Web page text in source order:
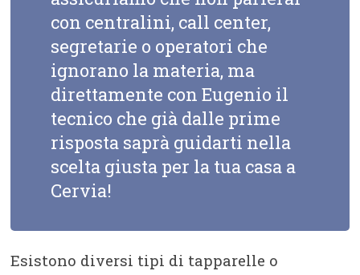
con centralini, call center,
segretarie o operatori che
ignorano la materia, ma
direttamente con Eugenio il
tecnico che già dalle prime
risposta saprà guidarti nella
scelta giusta per la tua casa a
Cervia!
Esistono diversi tipi di tapparelle o